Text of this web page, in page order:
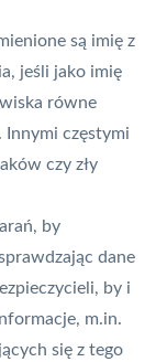
są imię z
jeśli jako imię
równe
Innymi częstymi
czy zły
by
dane
by i
m.in.
się z tego